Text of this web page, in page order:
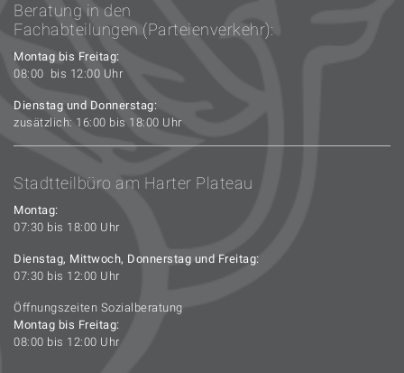
Beratung in den
Fachabteilungen (Parteienverkehr):
Montag bis Freitag:
08:00 bis 12:00 Uhr
Dienstag und Donnerstag:
zusätzlich: 16:00 bis 18:00 Uhr
Stadtteilbüro am Harter Plateau
Montag:
07:30 bis 18:00 Uhr
Dienstag, Mittwoch, Donnerstag und Freitag:
07:30 bis 12:00 Uhr
Öffnungszeiten Sozialberatung
Montag bis Freitag:
08:00 bis 12:00 Uhr